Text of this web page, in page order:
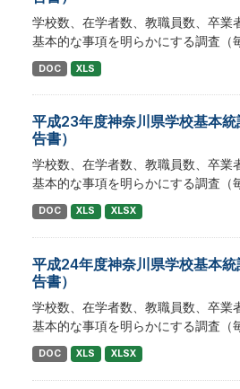
学校数、在学者数、教職員数、卒業
基本的な事項を明らかにする調査（
DOC XLS
平成23年度神奈川県学校基本
告書）
学校数、在学者数、教職員数、卒業
基本的な事項を明らかにする調査（
DOC XLS XLSX
平成24年度神奈川県学校基本
告書）
学校数、在学者数、教職員数、卒業
基本的な事項を明らかにする調査（
DOC XLS XLSX